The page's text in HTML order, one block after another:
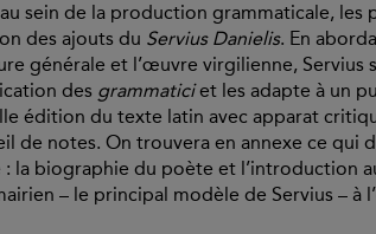
sein de la production grammaticale, les
des ajouts du Servius Danielis. En
générale et l’œuvre virgilienne, Servius
des grammaticiet les adapte à un
édition du texte latin avec apparat
de notes. On trouvera en annexe ce qui
: la biographie du poète et l’introduction
– le principal modèle de Servius – à